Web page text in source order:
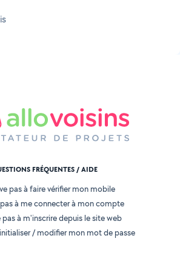
FRÉQUENTES / AIDE
pas à faire vérifier mon mobile
pas à me connecter à mon compte
pas à m'inscrire depuis le site web
/ modifier mon mot de passe